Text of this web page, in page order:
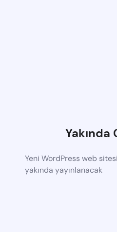
Yakında
Yeni WordPress web
yakında yayınlanacak